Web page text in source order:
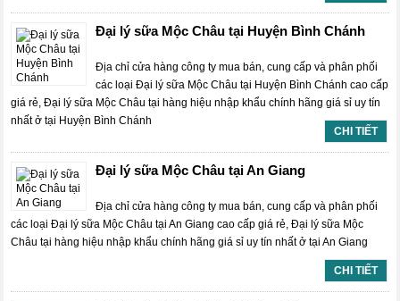
Đại lý sữa Mộc Châu tại Huyện Bình Chánh
Địa chỉ cửa hàng công ty mua bán, cung cấp và phân phối
các loại Đại lý sữa Mộc Châu tại Huyện Bình Chánh cao cấp
giá rẻ, Đại lý sữa Mộc Châu tại hàng hiệu nhập khẩu chính hãng giá sỉ uy tín
nhất ở tại Huyện Bình Chánh
CHI TIẾT
Đại lý sữa Mộc Châu tại An Giang
Địa chỉ cửa hàng công ty mua bán, cung cấp và phân phối
các loại Đại lý sữa Mộc Châu tại An Giang cao cấp giá rẻ, Đại lý sữa Mộc
Châu tại hàng hiệu nhập khẩu chính hãng giá sỉ uy tín nhất ở tại An Giang
CHI TIẾT